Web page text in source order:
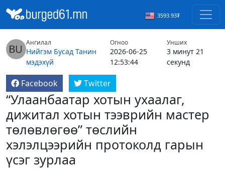
3593.93₮
Ангилал
Нийгэм Бусад Танин
мэдэхүй
Огноо
2026-06-25
12:53:44
Унших
3 минут 21
секунд
Facebook Twitter
“Улаанбаатар хотын ухаалаг,
дижитал хотын тээврийн мастер
төлөвлөгөө” төслийн
хэлэлцээрийн протоколд гарын
үсэг зурлаа